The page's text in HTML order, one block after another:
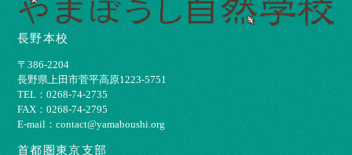
長野本校
〒386-2204
⻑野県上⽥市菅平⾼原1223-5751
TEL：0268-74-2735
FAX：0268-74-2795
E-mail：contact@yamaboushi.org
首都圏東京支部